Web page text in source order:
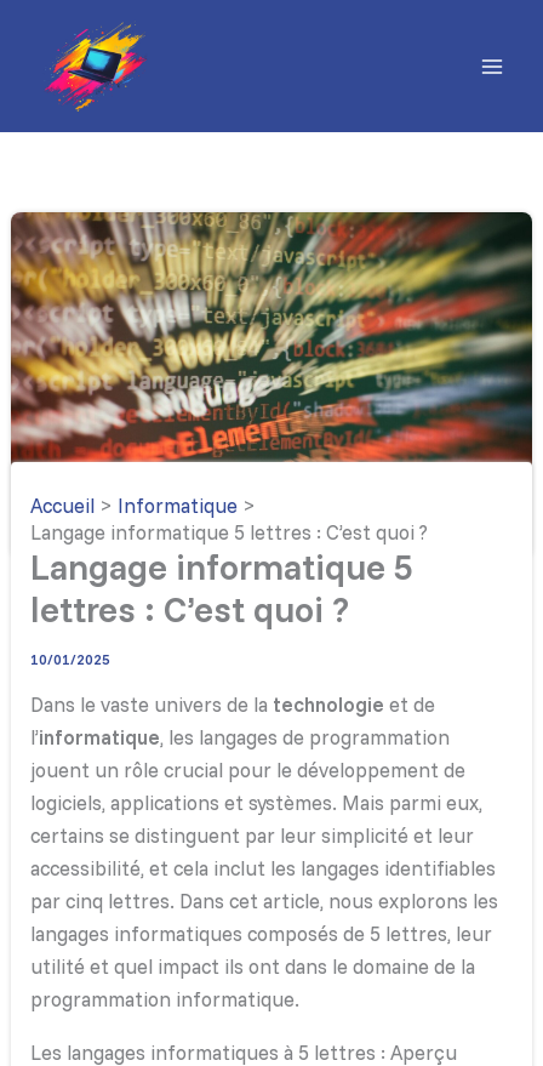
contenu
Accueil
Informatique
Langage informatique 5 lettres : C’est quoi ?
Langage informatique 5
lettres : C’est quoi ?
10/01/2025
Dans le vaste univers de la technologie et de
l’informatique, les langages de programmation
jouent un rôle crucial pour le développement de
logiciels, applications et systèmes. Mais parmi eux,
certains se distinguent par leur simplicité et leur
accessibilité, et cela inclut les langages identifiables
par cinq lettres. Dans cet article, nous explorons les
langages informatiques composés de 5 lettres, leur
utilité et quel impact ils ont dans le domaine de la
programmation informatique.
Les langages informatiques à 5 lettres : Aperçu